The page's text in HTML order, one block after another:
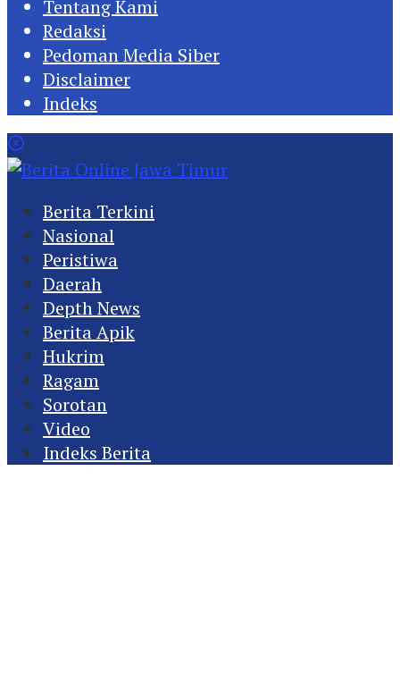
Tentang Kami
Redaksi
Pedoman Media Siber
Disclaimer
Indeks
Berita Terkini
Nasional
Peristiwa
Daerah
Depth News
Berita Apik
Hukrim
Ragam
Sorotan
Video
Indeks Berita